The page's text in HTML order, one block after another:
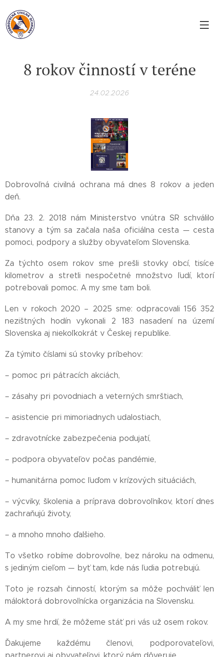
8 rokov činností v teréne
24.02.2026
Dobrovoľná civilná ochrana má dnes 8 rokov a jeden
deň.
Dňa 23. 2. 2018 nám Ministerstvo vnútra SR schválilo
stanovy a tým sa začala naša oficiálna cesta — cesta
pomoci, podpory a služby obyvateľom Slovenska.
Za týchto osem rokov sme prešli stovky obcí, tisíce
kilometrov a stretli nespočetné množstvo ľudí, ktorí
potrebovali pomoc. A my sme tam boli.
Len v rokoch 2020 – 2025 sme: odpracovali 156 352
nezištných hodín vykonali 2 183 nasadení na území
Slovenska aj niekoľkokrát v Českej republike.
Za týmito číslami sú stovky príbehov:
– pomoc pri pátracích akciách,
– zásahy pri povodniach a veterných smrštiach,
– asistencie pri mimoriadnych udalostiach,
– zdravotnícke zabezpečenia podujatí,
– podpora obyvateľov počas pandémie,
– humanitárna pomoc ľuďom v krízových situáciách,
– výcviky, školenia a príprava dobrovoľníkov, ktorí dnes
zachraňujú životy,
– a mnoho mnoho ďalšieho.
To všetko robíme dobrovoľne, bez nároku na odmenu,
s jediným cieľom — byť tam, kde nás ľudia potrebujú.
Toto je rozsah činností, ktorým sa môže pochváliť len
máloktorá dobrovoľnícka organizácia na Slovensku.
A my sme hrdí, že môžeme stáť pri vás už osem rokov.
Ďakujeme každému členovi, podporovateľovi,